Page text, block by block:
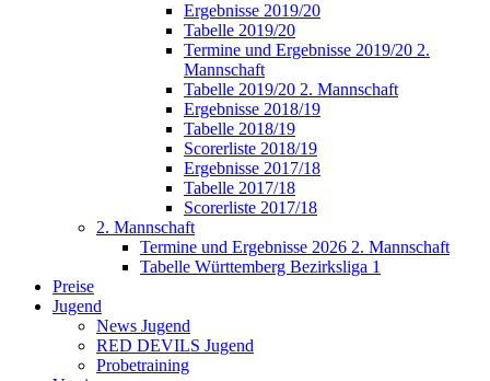
Ergebnisse 2019/20
Tabelle 2019/20
Termine und Ergebnisse 2019/20 2.
Mannschaft
Tabelle 2019/20 2. Mannschaft
Ergebnisse 2018/19
Tabelle 2018/19
Scorerliste 2018/19
Ergebnisse 2017/18
Tabelle 2017/18
Scorerliste 2017/18
2. Mannschaft
Termine und Ergebnisse 2026 2. Mannschaft
Tabelle Württemberg Bezirksliga 1
Preise
Jugend
News Jugend
RED DEVILS Jugend
Probetraining